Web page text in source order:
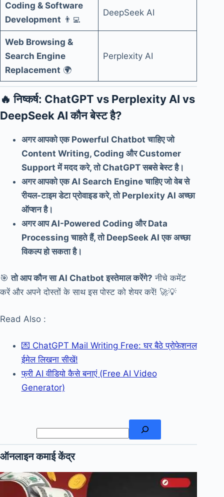
Coding & Software
Development 👨‍💻
DeepSeek AI
Web Browsing &
Search Engine
Replacement 🌍
Perplexity AI
🔥निष्कर्ष: ChatGPT vs Perplexity AI vs
DeepSeek AI कौन बेस्ट है?
अगर आपको एक Powerful Chatbot चाहिए जो
Content Writing, Coding और Customer
Support में मदद करे, तो ChatGPT सबसे बेस्ट है।
अगर आपको एक AI Search Engine चाहिए जो वेब से
रीयल-टाइम डेटा प्रोवाइड करे, तो Perplexity AI अच्छा
ऑप्शन है।
अगर आप AI-Powered Coding और Data
Processing चाहते हैं, तो DeepSeek AI एक अच्छा
विकल्प हो सकता है।
🎯तो आप कौन सा AI Chatbot इस्तेमाल करेंगे? नीचे कमेंट
करें और अपने दोस्तों के साथ इस पोस्ट को शेयर करें! 🚀💡
Read Also :
💌 ChatGPT Mail Writing Free: घर बैठे प्रोफेशनल
ईमेल लिखना सीखें!
फ्री AI वीडियो कैसे बनाएं (Free AI Video
Generator)
ऑनलाइन कमाई केंद्र